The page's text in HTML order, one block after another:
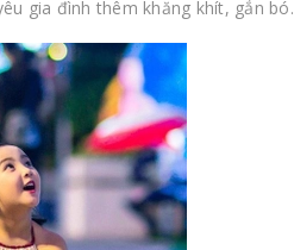
gia đình thêm khăng khít, gắn bó.